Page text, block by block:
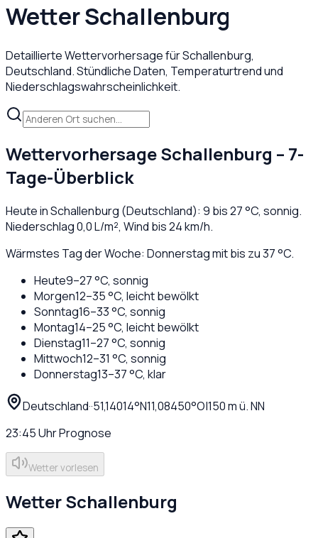
WetterSchallenburg
Detaillierte Wettervorhersage fürSchallenburg,
Deutschland. Stündliche Daten, Temperaturtrend und
Niederschlagswahrscheinlichkeit.
WettervorhersageSchallenburg – 7-
Tage-Überblick
Heute inSchallenburg (Deutschland): 9 bis27°C, sonnig.
Niederschlag0,0L/m², Wind bis24km/h.
Wärmstes Tag der Woche: Donnerstag mit bis zu 37 °C.
Heute9–27°C, sonnig
Morgen12–35°C, leicht bewölkt
Sonntag16–33°C, sonnig
Montag14–25°C, leicht bewölkt
Dienstag11–27°C, sonnig
Mittwoch12–31 °C, sonnig
Donnerstag13–37°C, klar
Deutschland··51,14014°N11,08450°O|150m ü. NN
23:45UhrPrognose
Wetter vorlesen
WetterSchallenburg